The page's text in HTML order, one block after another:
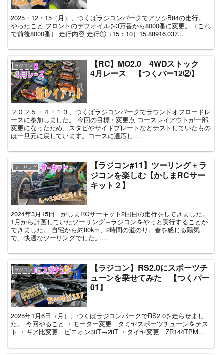
2025・12・15（月）、つくばラジコンパークでアソシB84の走行。
やったこと フロントのデフオイルを3万番から8000番に変更。（これ
で前後8000番） 走行内容 走行①（15：10）15.88916.037...
ラジコン
【RC】MO2.0 4WDストック
4月レース 【つくパー12②】
２０２５・４・１３、つくばラジコンパークでラウンドオフロードレ
ースに参加しました。 今回の目標・変更点 コースレイアウトが一部
変更になったため、スタビやサイドプレートなどテストしていたもの
は一旦元に戻しています。コースに適応し...
ツーリング
【ラジコン#11】ツーリング＋ラ
ジコンを楽しむ【かしまRCサー
キット２】
2024年3月15日、かしまRCサーキット2回目の走行をしてきました。
1月から計画していたツーリング＋ラジコンをやっと実行することが
できました。 自宅から約80km、2時間の道のり。春を感じる陽気
で、快適なツーリングでした。...
ラジコン
【ラジコン】RS2.0にスポーツチ
ューンを乗せてみた 【つくパー
01】
2025年1月6日（月）、つくばラジコンパークでRS2.0を走らせまし
た。 今回やること ・モーター変更 タミヤスポーツチューンをテス
ト ・ギア比変更 ピニオン30T→28T ・タイヤ変更 ZR144TPM...